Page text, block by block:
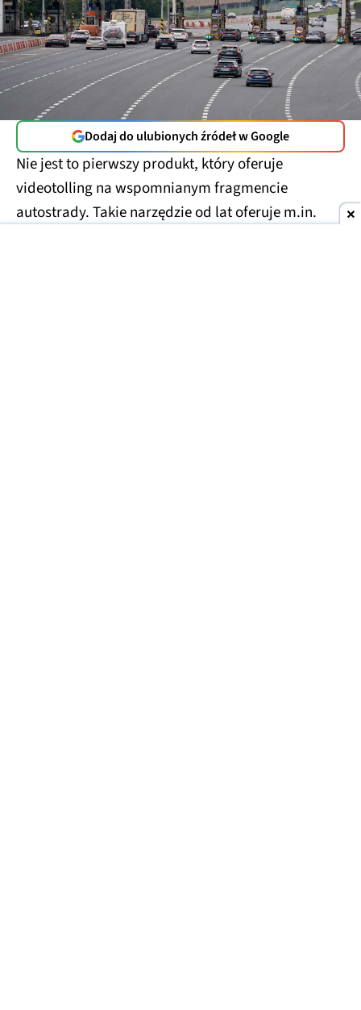
Dodaj do ulubionych źródeł w Google
Nie jest to pierwszy produkt, który oferuje
videotolling na wspomnianym fragmencie
autostrady. Takie narzędzie od lat oferuje m.in.